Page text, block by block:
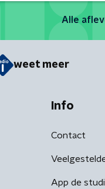
Alle
weet meer
Info
Contact
App de